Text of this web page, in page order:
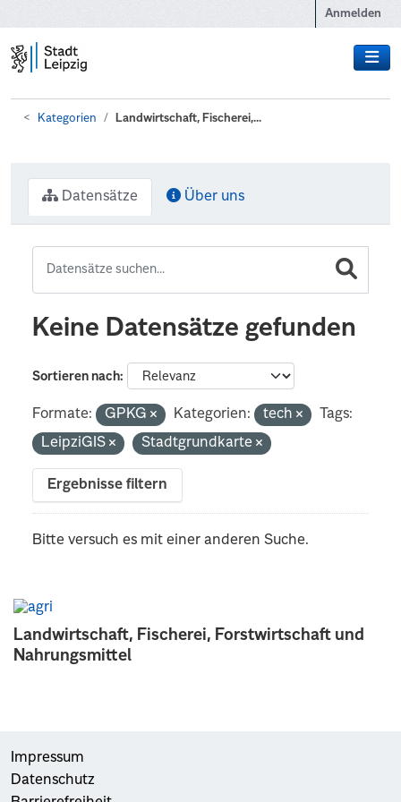
Anmelden
Kategorien Landwirtschaft, Fischerei,...
Landwirtschaft, Fischerei, Forstwirtschaft und
Nahrungsmittel
Datensätze Über uns
Keine Datensätze gefunden
Sortieren nach
Formate: GPKG Kategorien: tech
Tags:
LeipziGIS
Stadtgrundkarte
Ergebnisse filtern
Bitte versuch es mit einer anderen Suche.
Impressum
Datenschutz